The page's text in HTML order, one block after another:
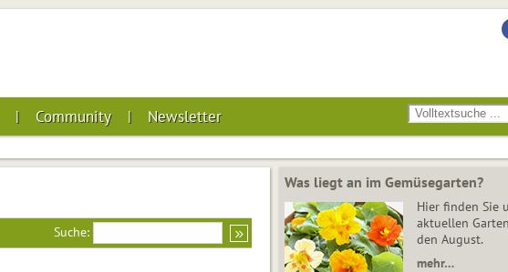
Community Newsletter
Suche:
Was liegt an im Gemüsegarten?
Hier finden Sie
aktuellen
den August.
mehr…